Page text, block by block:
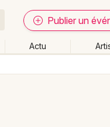
Publier un
Actu